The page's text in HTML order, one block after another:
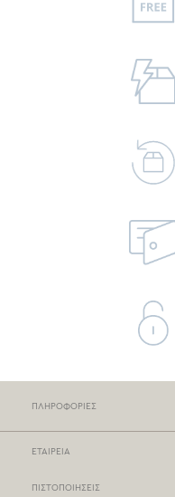
ΠΛΗΡΟΦΟΡΙΕΣ
ΕΤΑΙΡΕΙΑ
ΠΙΣΤΟΠΟΙΗΣΕΙΣ